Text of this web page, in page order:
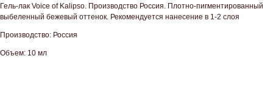
Гель-лак Voice of Kalipso. Производство Россия. Плотно-пигментированный
выбеленный бежевый оттенок. Рекомендуется нанесение в 1-2 слоя
Производство: Россия
Объем: 10 мл